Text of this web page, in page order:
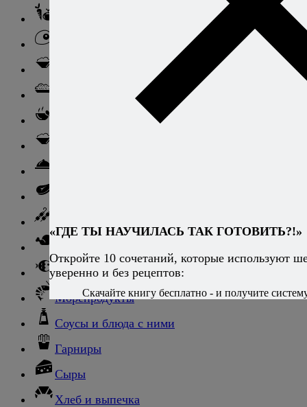
Рыба
Морепродукты
Соусы и блюда с ними
Гарниры
Сыры
Хлеб и выпечка
«ГДЕ ТЫ НАУЧИЛАСЬ ТАК ГОТОВИТЬ?!»
Откройте 10 сочетаний, которые используют
уверенно и без рецептов:
Скачайте книгу бесплатно - и получите